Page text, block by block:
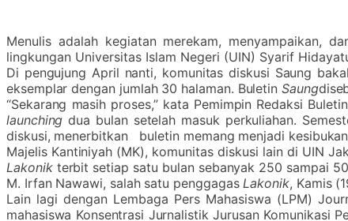
Menulis adalah kegiatan merekam, menyampaikan,
lingkungan Universitas Islam Negeri (UIN) Syarif
Di pengujung April nanti, komunitas diskusi Saung
eksemplar dengan jumlah 30 halaman. BuletinSaung
“Sekarang masih proses,” kata Pemimpin Redaksi Buletin
launching dua bulan setelah masuk perkuliahan.
diskusi, menerbitkan buletin memang menjadi
Majelis Kantiniyah (MK), komunitas diskusi lain di UIN
Lakonikterbit setiap satu bulan sebanyak 250 sampai
M. Irfan Nawawi, salah satu penggagas Lakonik, Kamis
Lain lagi dengan Lembaga Pers Mahasiswa (LPM)
mahasiswa Konsentrasi Jurnalistik Jurusan Komunikasi